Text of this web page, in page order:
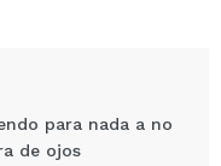
para nada a no
de ojos